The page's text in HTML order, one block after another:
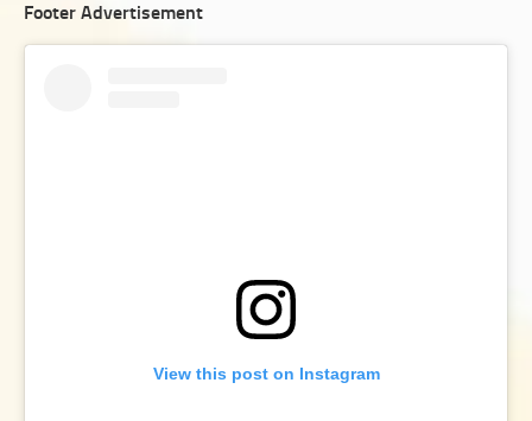
Footer Advertisement
View this post on Instagram